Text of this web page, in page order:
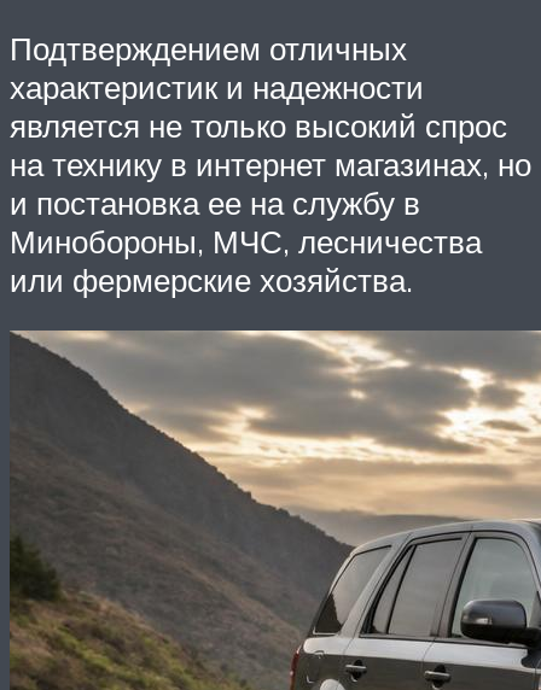
Подтверждением отличных
характеристик и надежности
является не только высокий спрос
на технику в интернет магазинах, но
и постановка ее на службу в
Минобороны, МЧС, лесничества
или фермерские хозяйства.